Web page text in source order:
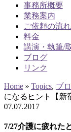
事務所概要
業務案内
ご依頼の流れ
料金
講演・執筆/
ブログ
リンク
Home » Topics, ブ
になるヒント【新
07.07.2017
7/27介護に疲れた